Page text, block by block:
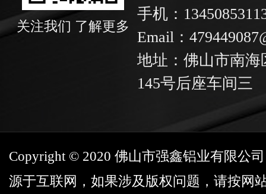
关注我们 了解更多
手机：
Email：
地址：佛山市南
145号后座车间三
Copyright © 2020 佛山市强鑫铝业有限公
源于互联网，如果涉及版权问题，请按网